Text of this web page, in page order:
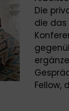
Die
die das
Fellow,